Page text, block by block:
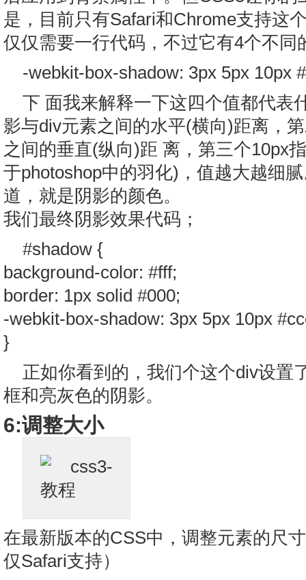
是，目前只有Safari和Chrome支持这
仅仅需要一行代码，不过它有4个不同
-webkit-box-shadow: 3px 5px 10px
下 面我来解释一下这四个值都代表
影与div元素之间的水平(横向)距离，
之间的垂直(纵向)距 离，第三个10px
于photoshop中的羽化)，值越大越细
道，就是阴影的颜色。
我们最终阴影效果代码；
#shadow {
background-color: #fff;
border: 1px solid #000;
-webkit-box-shadow: 3px 5px 10px
}
正如你看到的，我们个这个div设置
框和亮灰色的阴影。
6:调整大小
在最新版本的CSS中，调整元素的尺
仅Safari支持）